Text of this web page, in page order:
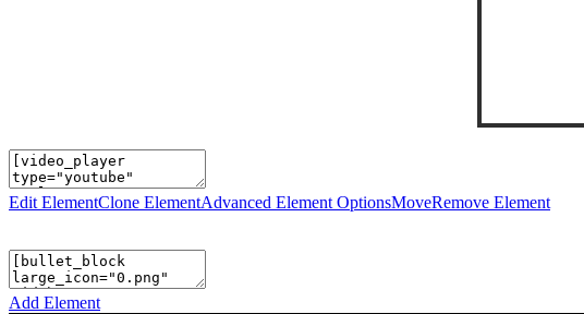
Edit ElementClone ElementAdvanced Element OptionsMoveRemove Element
Add Element